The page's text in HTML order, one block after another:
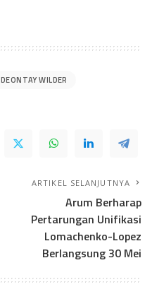
DEONTAY WILDER
ARTIKEL SELANJUTNYA
Arum Berharap
Pertarungan Unifikasi
Lomachenko-Lopez
Berlangsung 30 Mei